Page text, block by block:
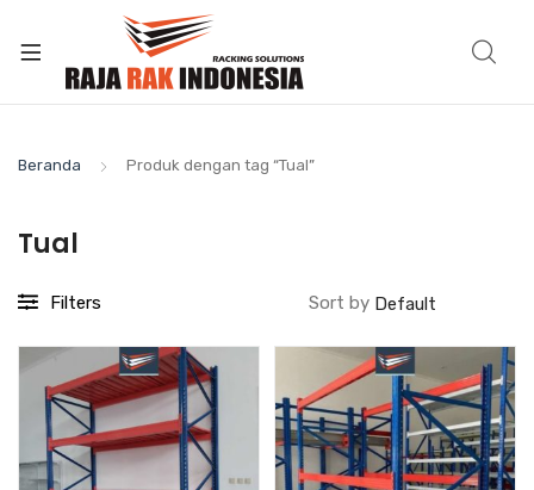
Beranda Produk dengan tag “Tual”
Tual
Filters Sort by